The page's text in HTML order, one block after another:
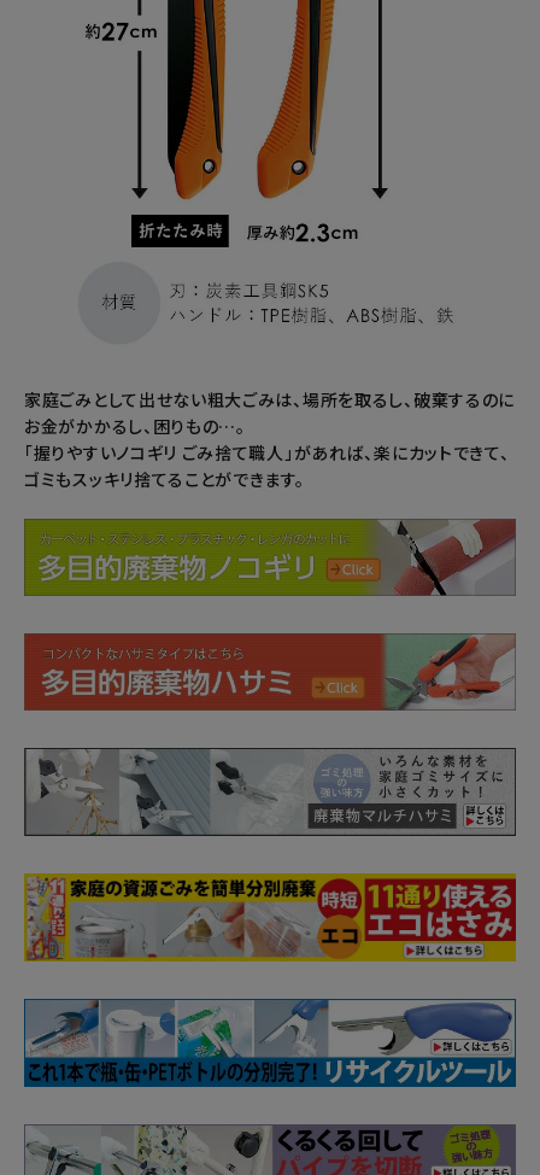
家庭ごみとして出せない粗大ごみは、場所を取るし、破棄するのに
お金がかかるし、困りもの…。
「握りやすいノコギリ ごみ捨て職人」があれば、楽にカットできて、
ゴミもスッキリ捨てることができます。